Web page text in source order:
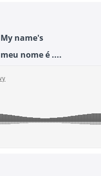
My name's
meu nome é ....